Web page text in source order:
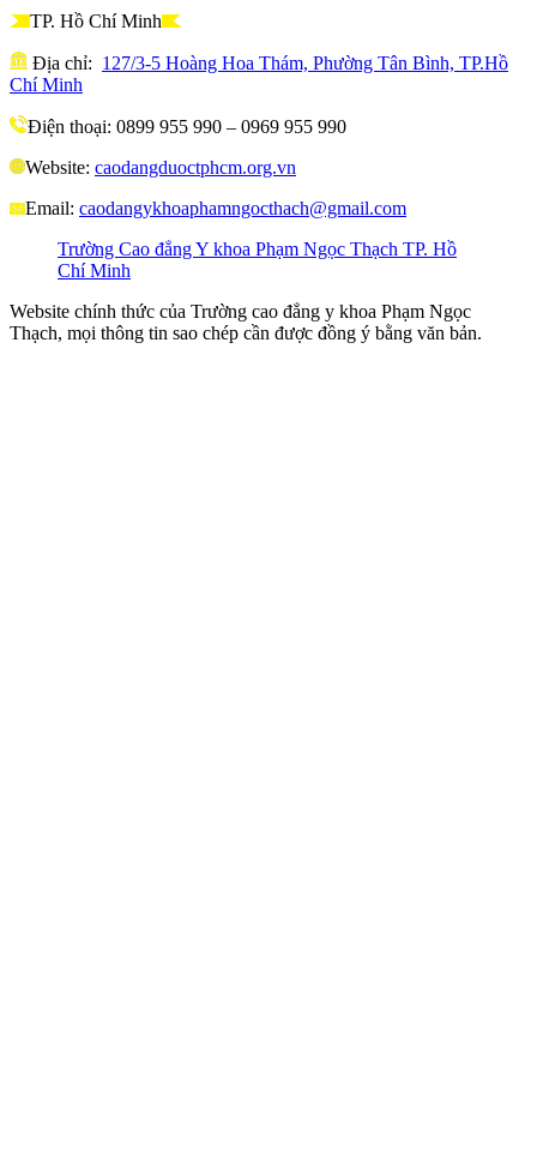
TP. Hồ Chí Minh
Địa chỉ: 127/3-5 Hoàng Hoa Thám, Phường Tân Bình, TP.Hồ
Chí Minh
Điện thoại: 0899 955 990 – 0969 955 990
Website: caodangduoctphcm.org.vn
Email: caodangykhoaphamngocthach@gmail.com
Trường Cao đẳng Y khoa Phạm Ngọc Thạch TP. Hồ
Chí Minh
Website chính thức của Trường cao đẳng y khoa Phạm Ngọc
Thạch, mọi thông tin sao chép cần được đồng ý bằng văn bản.